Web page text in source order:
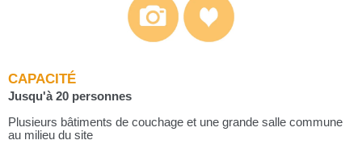
CAPACITÉ
Jusqu'à 20 personnes
Plusieurs bâtiments de couchage et une grande salle commune
au milieu du site